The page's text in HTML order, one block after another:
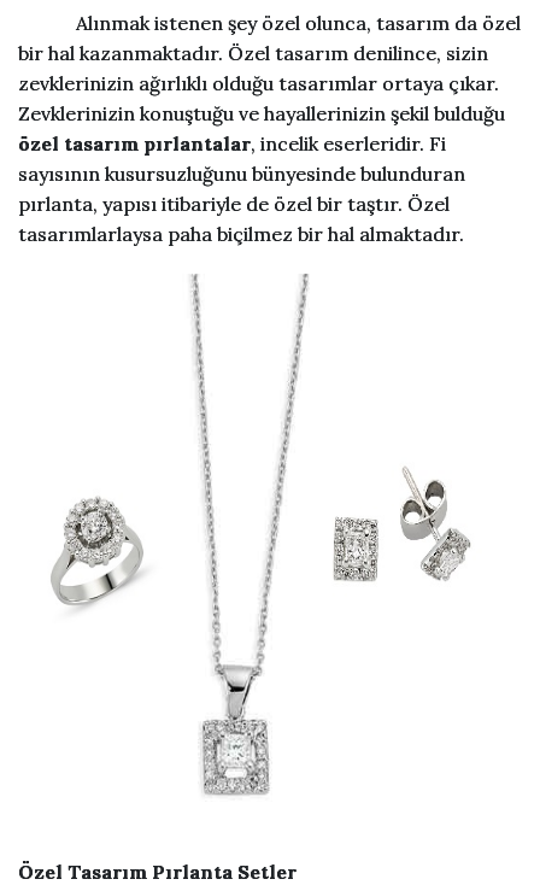
Alınmak istenen şey özel olunca, tasarım da özel
bir hal kazanmaktadır. Özel tasarım denilince, sizin
zevklerinizin ağırlıklı olduğu tasarımlar ortaya çıkar.
Zevklerinizin konuştuğu ve hayallerinizin şekil bulduğu
özel tasarım pırlantalar, incelik eserleridir. Fi
sayısının kusursuzluğunu bünyesinde bulunduran
pırlanta, yapısı itibariyle de özel bir taştır. Özel
tasarımlarlaysa paha biçilmez bir hal almaktadır.
Özel Tasarım Pırlanta Setler